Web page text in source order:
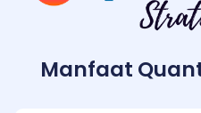
Manfaat